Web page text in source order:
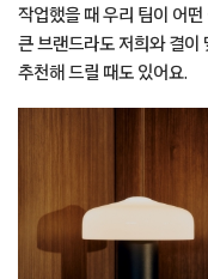
작업했을 때 우리 팀이 어
큰 브랜드라도 저희와 결이
추천해 드릴 때도 있어요.